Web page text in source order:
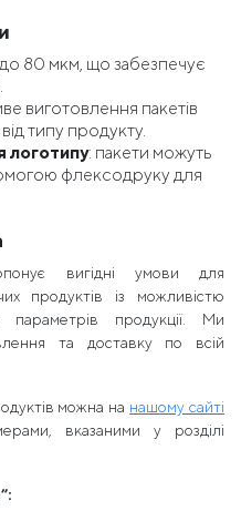
до 80 мкм, що забезпечує
виготовлення пакетів
типу продукту.
логотипу: пакети можуть
флексодруку для
вигідні умови для
продуктів із можливістю
параметрів продукції. Ми
та доставку по всій
можна на нашому сайті
вказаними у розділі